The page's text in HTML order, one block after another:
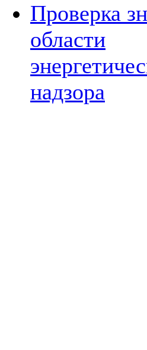
Проверка
области
надзора